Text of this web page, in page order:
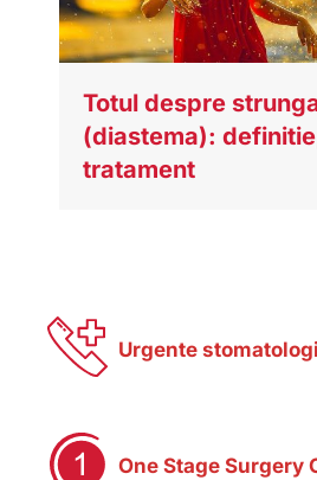
Totul despre
(diastema):
tratament
Urgente
One Stage Surgery